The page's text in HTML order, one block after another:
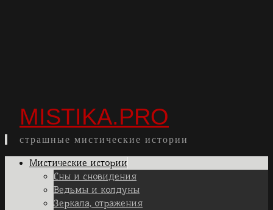
MISTIKA.PRO
страшные мистические истории
Skip
Мистические истории
Сны и сновидения
Ведьмы и колдуны
Зеркала, отражения